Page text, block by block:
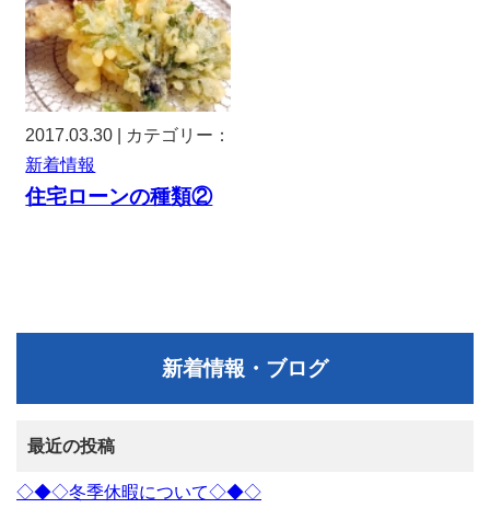
2017.03.30 | カテゴリー：
新着情報
住宅ローンの種類②
新着情報・ブログ
最近の投稿
◇◆◇冬季休暇について◇◆◇